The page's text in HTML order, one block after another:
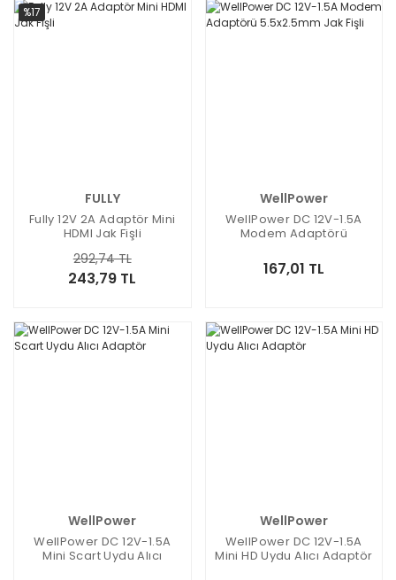
%17
FULLY
Fully 12V 2A Adaptör Mini
HDMI Jak Fişli
243,79 TL
292,74 TL
WellPower
WellPower DC 12V-1.5A
Modem Adaptörü
167,01 TL
WellPower
WellPower DC 12V-1.5A
Mini Scart Uydu Alıcı
WellPower
WellPower DC 12V-1.5A
Mini HD Uydu Alıcı Adaptör